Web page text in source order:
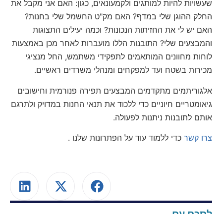
שעשויות להיות למותגים ולקמעונאים, כגון: האם אני מקבל את
החלק ההוגן שלי במדף? האם מק"ט החשמל שלי בחנות?
האם יש לי את החזיתות הנכונות? וכמה יעילים התצוגות
והמבצעים שלי? התובנות הללו מועברות לאחר מכן באמצעות
לוחות מחוונים המותאמים לתפקידי משתמש, החל מנציגי
מכירות בשטח ועד למפקחים ומנהלי משרדים ראשיים.
אלגוריתמים מתקדמים המבצעים תפירה פנורמית וחישובים
גיאומטריים חיוניים כדי ללכוד את תנאי החנות במדויק ולתרגם
אותם לתובנות ניתנות לפעולה.
צרו קשר כדי ללמוד עוד על הפתרונות שלנו .